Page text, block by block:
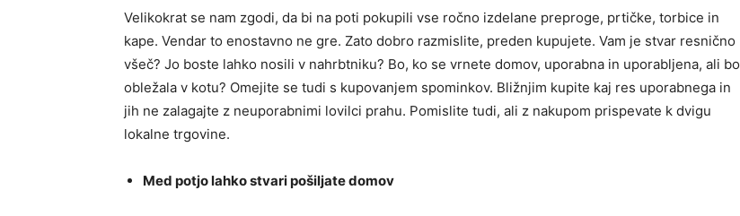
Velikokrat se nam zgodi, da bi na poti pokupili vse ročno izdelane preproge, prtičke, torbice in
kape. Vendar to enostavno ne gre. Zato dobro razmislite, preden kupujete. Vam je stvar resnično
všeč? Jo boste lahko nosili v nahrbtniku? Bo, ko se vrnete domov, uporabna in uporabljena, ali bo
obležala v kotu? Omejite se tudi s kupovanjem spominkov. Bližnjim kupite kaj res uporabnega in
jih ne zalagajte z neuporabnimi lovilci prahu. Pomislite tudi, ali z nakupom prispevate k dvigu
lokalne trgovine.
Med potjo lahko stvari pošiljate domov